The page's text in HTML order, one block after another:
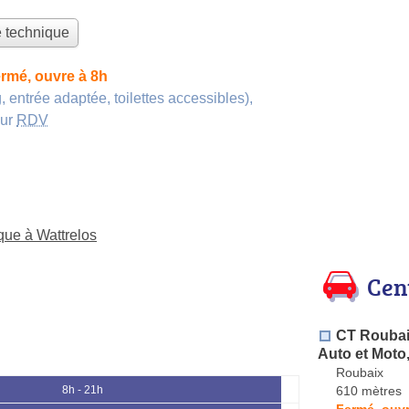
technique
ouvre à 8h
entrée adaptée, toilettes accessibles),
RDV
à Wattrelos
8h - 21h
CT
Auto et
Roubaix
610 mètres